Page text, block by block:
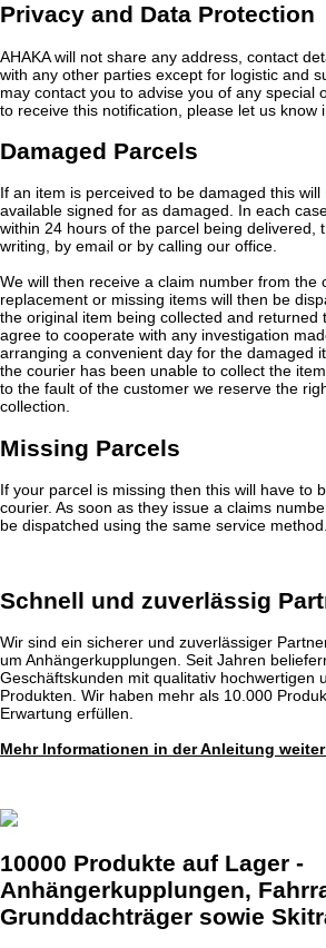
Privacy and Data Protection
AHAKA will not share any address, contact
with any other parties except for logistic and
may contact you to advise you of any special
to receive this notification, please let us know
Damaged Parcels
If an item is perceived to be damaged this
available signed for as damaged. In each
within 24 hours of the parcel being delivered,
writing, by email or by calling our office.
We will then receive a claim number from the
replacement or missing items will then be
the original item being collected and returned
agree to cooperate with any investigation
arranging a convenient day for the damaged
the courier has been unable to collect the
to the fault of the customer we reserve the
collection.
Missing Parcels
If your parcel is missing then this will have to
courier. As soon as they issue a claims
be dispatched using the same service method.
Schnell und zuverlässig
Wir sind ein sicherer und zuverlässiger
um Anhängerkupplungen. Seit Jahren
Geschäftskunden mit qualitativ hochwertigen
Produkten. Wir haben mehr als 10.000
Erwartung erfüllen.
Mehr Informationen in der Anleitung
10000 Produkte auf Lager -
Anhängerkupplungen,
Grunddachträger sowie